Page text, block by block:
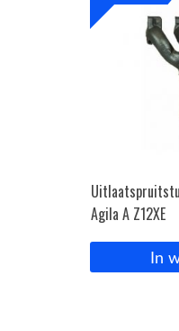
Agila A Z12XE
In